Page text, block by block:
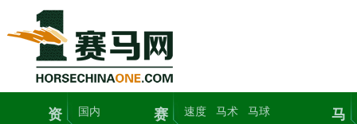
资
国内
赛
速度 马术
马球
马